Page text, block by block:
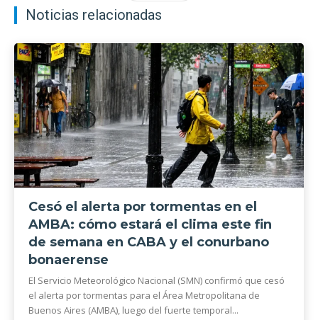
Noticias relacionadas
Cesó el alerta por tormentas en el
AMBA: cómo estará el clima este fin
de semana en CABA y el conurbano
bonaerense
El Servicio Meteorológico Nacional (SMN) confirmó que cesó
el alerta por tormentas para el Área Metropolitana de
Buenos Aires (AMBA), luego del fuerte temporal...